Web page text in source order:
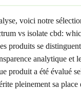
voici notre
vs isolate cbd:
produits se
analytique et
produit a été évalué
pleinement sa place